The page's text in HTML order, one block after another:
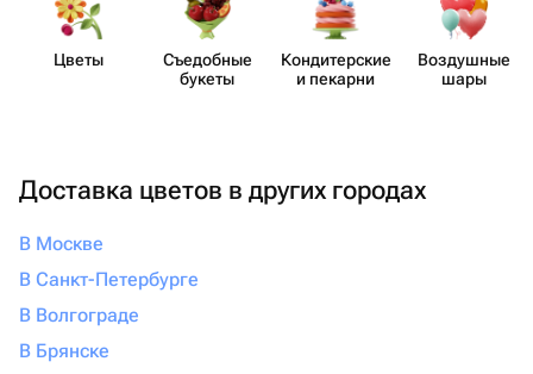
Цветы
Съедобные
букеты
Кондит​ерские
и пекарни
Воздушные
шары
Доставка цветов в других городах
В Москве
В Санкт-Петербурге
В Волгограде
В Брянске